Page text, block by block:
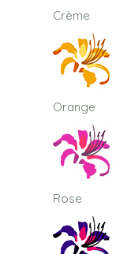
Crème
Orange
Rose